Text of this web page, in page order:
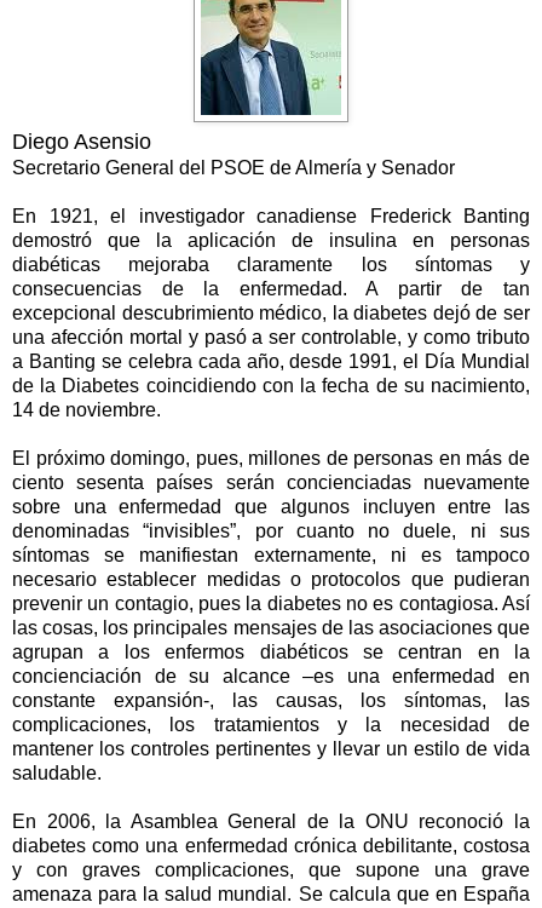
Diego Asensio
Secretario General del PSOE de Almería y Senador
En 1921, el investigador canadiense Frederick Banting
demostró que la aplicación de insulina en personas
diabéticas mejoraba claramente los síntomas y
consecuencias de la enfermedad. A partir de tan
excepcional descubrimiento médico, la diabetes dejó de ser
una afección mortal y pasó a ser controlable, y como tributo
a Banting se celebra cada año, desde 1991, el Día Mundial
de la Diabetes coincidiendo con la fecha de su nacimiento,
14 de noviembre.
El próximo domingo, pues, millones de personas en más de
ciento sesenta países serán concienciadas nuevamente
sobre una enfermedad que algunos incluyen entre las
denominadas “invisibles”, por cuanto no duele, ni sus
síntomas se manifiestan externamente, ni es tampoco
necesario establecer medidas o protocolos que pudieran
prevenir un contagio, pues la diabetes no es contagiosa. Así
las cosas, los principales mensajes de las asociaciones que
agrupan a los enfermos diabéticos se centran en la
concienciación de su alcance –es una enfermedad en
constante expansión-, las causas, los síntomas, las
complicaciones, los tratamientos y la necesidad de
mantener los controles pertinentes y llevar un estilo de vida
saludable.
En 2006, la Asamblea General de la ONU reconoció la
diabetes como una enfermedad crónica debilitante, costosa
y con graves complicaciones, que supone una grave
amenaza para la salud mundial. Se calcula que en España